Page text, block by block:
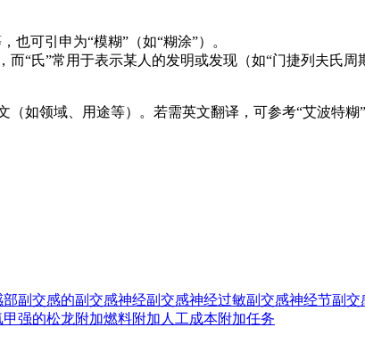
也可引申为“模糊”（如“糊涂”）。
“氏”常用于表示某人的发明或发现（如“门捷列夫氏周
如领域、用途等）。若需英文翻译，可参考“艾波特糊
部副交感的副交感神经副交感神经过敏副交感神经节副交
甲强的松龙附加燃料附加人工成本附加任务